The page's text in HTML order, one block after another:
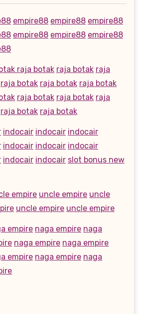
empire88 empire88 empire88
empire88 empire88 empire88
raja botak raja botak raja
raja botak raja botak raja botak
raja botak raja botak raja
raja botak raja botak
indocair indocair indocair
indocair indocair indocair
indocair indocair slot bonus new
empire uncle empire uncle
uncle empire uncle empire
empire naga empire naga
naga empire naga empire
empire naga empire naga